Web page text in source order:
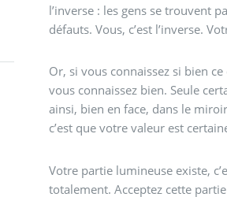
l’inverse : les gens se trouvent
défauts. Vous, c’est l’inverse.
Or, si vous connaissez si bien
vous connaissez bien. Seule
ainsi, bien en face, dans le
c’est que votre valeur est
Votre partie lumineuse existe,
totalement. Acceptez cette